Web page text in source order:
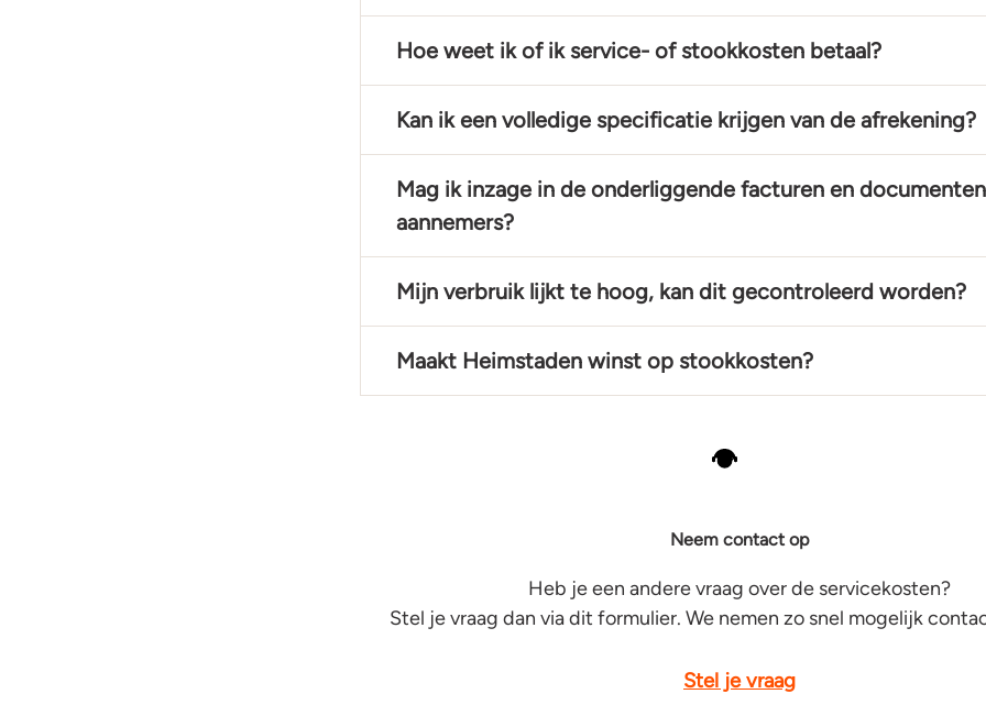
Hoe weet ik of ik service- of stookkosten betaal?
Kan ik een volledige specificatie krijgen van de afrekening?
Mag ik inzage in de onderliggende facturen en
aannemers?
Mijn verbruik lijkt te hoog, kan dit gecontroleerd worden?
Maakt Heimstaden winst op stookkosten?
Neem contact op
Heb je een andere vraag over de servicekosten?
Stel je vraag dan via dit formulier. We nemen zo snel mogelijk
Stel je vraag